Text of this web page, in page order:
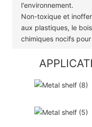
l'environnement.
Non-toxique et
aux plastiques, le
chimiques nocifs